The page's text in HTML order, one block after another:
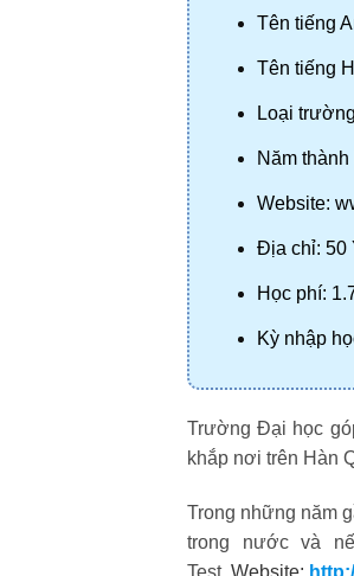
Tên tiếng
Tên tiếng
Loại
Năm
Website:
Địa chỉ: 50
Học phí:
Kỳ nhập
Trường Đại học
khắp nơi trên Hàn
Trong những năm
trong nước và
Test. Website: